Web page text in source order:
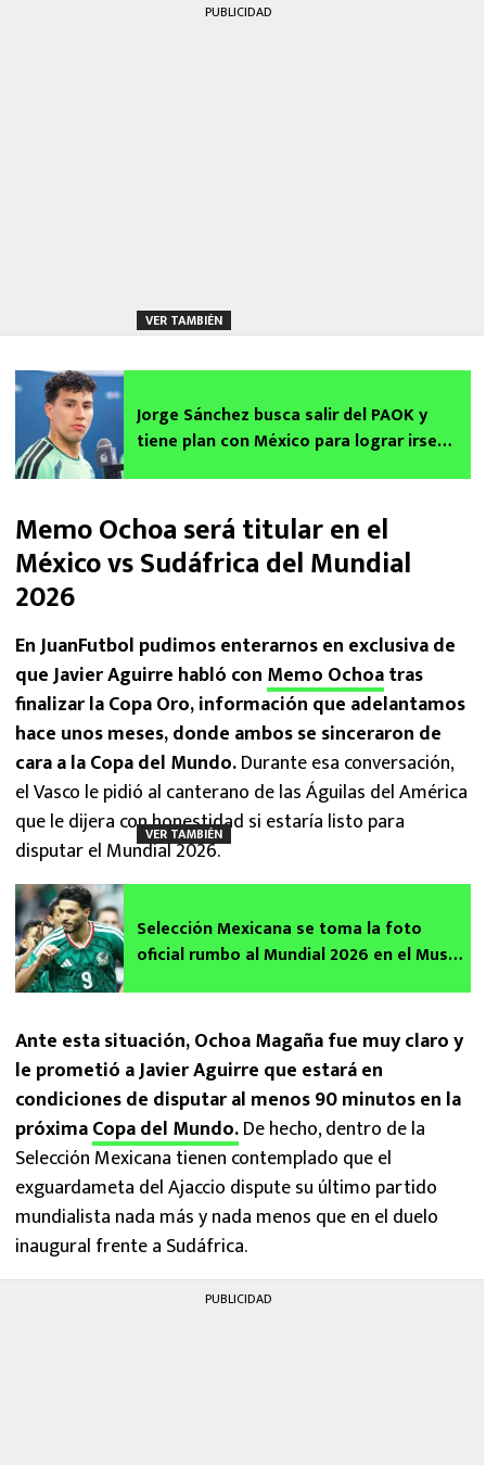
PUBLICIDAD
VER TAMBIÉN
Jorge Sánchez busca salir del PAOK y
tiene plan con México para lograr irse
Memo Ochoa será titular en el
México vs Sudáfrica del Mundial
2026
En JuanFutbol pudimos enterarnos en exclusiva de
que Javier Aguirre habló con Memo Ochoatras
finalizar la Copa Oro, información que adelantamos
hace unos meses, donde ambos se sinceraron de
cara a la Copa del Mundo.Durante esa conversación,
el Vasco le pidió al canterano de las Águilas del América
que le dijera con honestidad si estaría listo para
disputar el Mundial 2026.
VER TAMBIÉN
Selección Mexicana se toma la foto
oficial rumbo al Mundial 2026 en el Museo
Ante esta situación, Ochoa Magaña fue muy claro y
le prometió a Javier Aguirre que estará en
condiciones de disputar al menos 90 minutos en la
próximaCopa del Mundo.De hecho, dentro de la
Selección Mexicana tienen contemplado que el
exguardameta del Ajaccio dispute su último partido
mundialista nada más y nada menos que en el duelo
inaugural frente a Sudáfrica.
PUBLICIDAD